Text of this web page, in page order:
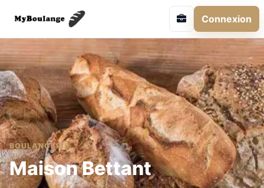
Connexion
BOULANGERIE
Maison Bettant